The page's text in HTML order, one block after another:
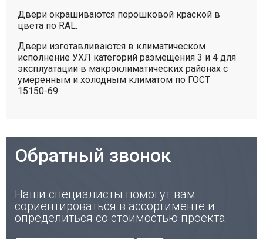
Двери окрашиваются порошковой краской в
цвета по RAL.
Двери изготавливаются в климатическом
исполнение УХЛ категорий размещения 3 и 4 для
эксплуатации в макроклиматических районах с
умеренным и холодным климатом по ГОСТ
15150-69.
Обратный звонок
Наши специалисты помогут вам
сориентироваться в ассортименте и
определиться со стоимостью проекта